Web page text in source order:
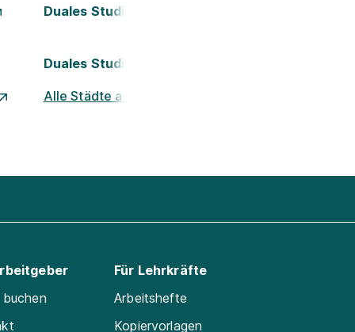
Duales Studium Kassel
Duales Studium Nürnberg
Alle Städte ansehen
Für Lehrkräfte
Arbeitshefte
Kopiervorlagen